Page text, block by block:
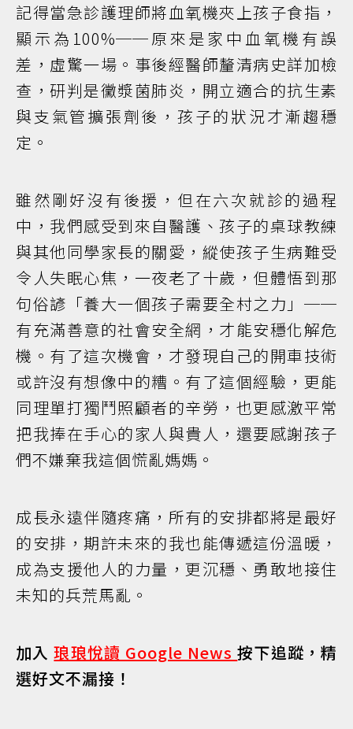
記得當急診護理師將血氧機夾上孩子食指，
顯示為100%──原來是家中血氧機有誤
差，虛驚一場。事後經醫師釐清病史詳加檢
查，研判是黴漿菌肺炎，開立適合的抗生素
與支氣管擴張劑後，孩子的狀況才漸趨穩
定。
雖然剛好沒有後援，但在六次就診的過程
中，我們感受到來自醫護、孩子的桌球教練
與其他同學家長的關愛，縱使孩子生病難受
令人失眠心焦，一夜老了十歲，但體悟到那
句俗諺「養大一個孩子需要全村之力」──
有充滿善意的社會安全網，才能安穩化解危
機。有了這次機會，才發現自己的開車技術
或許沒有想像中的糟。有了這個經驗，更能
同理單打獨鬥照顧者的辛勞，也更感激平常
把我捧在手心的家人與貴人，還要感謝孩子
們不嫌棄我這個慌亂媽媽。
成長永遠伴隨疼痛，所有的安排都將是最好
的安排，期許未來的我也能傳遞這份溫暖，
成為支援他人的力量，更沉穩、勇敢地接住
未知的兵荒馬亂。
加入琅琅悅讀 Google News按下追蹤，精
選好文不漏接！